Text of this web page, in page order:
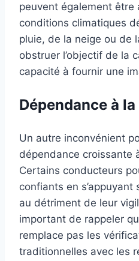
peuvent également être
conditions climatiques
pluie, de la neige ou de
obstruer l’objectif de la
capacité à fournir une
Dépendance à
Un autre inconvénient
dépendance croissante
Certains conducteurs
confiants en
au détriment de leur
important de rappeler
remplace pas les
traditionnelles avec les